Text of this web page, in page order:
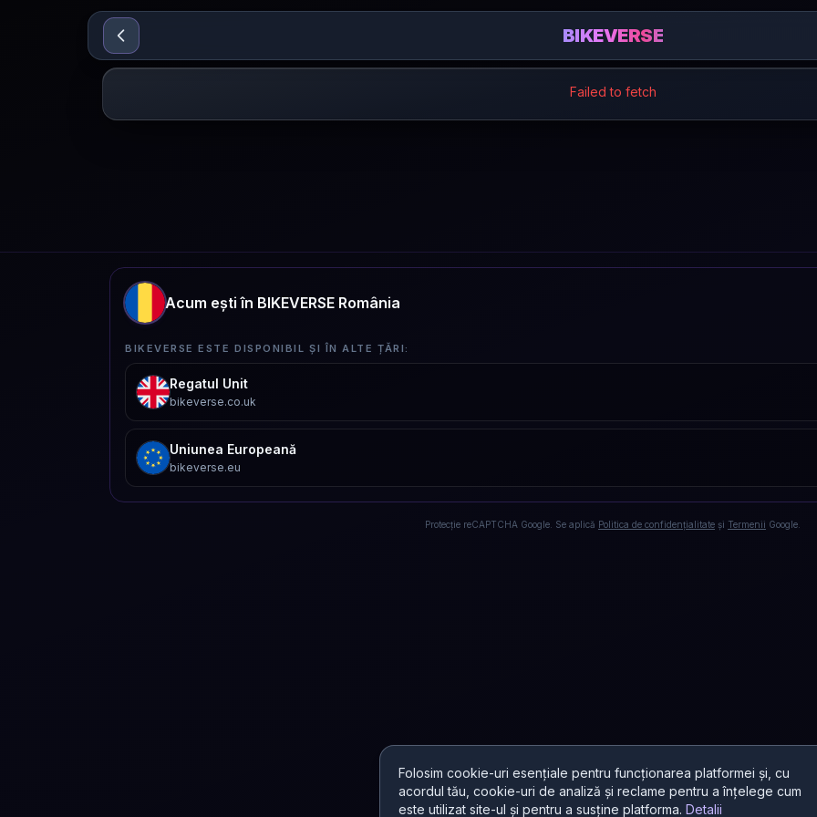
Sari la conținut
Folosim cookie-uri esențiale pentru funcționarea platformei și, cu
acordul tău, cookie-uri de analiză și reclame pentru a înțelege cum
este utilizat site-ul și pentru a susține platforma. Detalii
BIKEVERSE
Failed to fetch
Acum ești în BIKEVERSE România
BIKEVERSE ESTE DISPONIBIL ȘI ÎN ALTE ȚĂRI:
Regatul Unit
bikeverse.co.uk
Uniunea Europeană
bikeverse.eu
Protecție reCAPTCHA Google. Se aplică Politica de confidențialitate și Termenii Google.